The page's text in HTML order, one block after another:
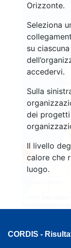
Orizzonte.
Seleziona
su
accedervi.
Sulla
dei
Il livello
calore che
luogo.
CORDIS -